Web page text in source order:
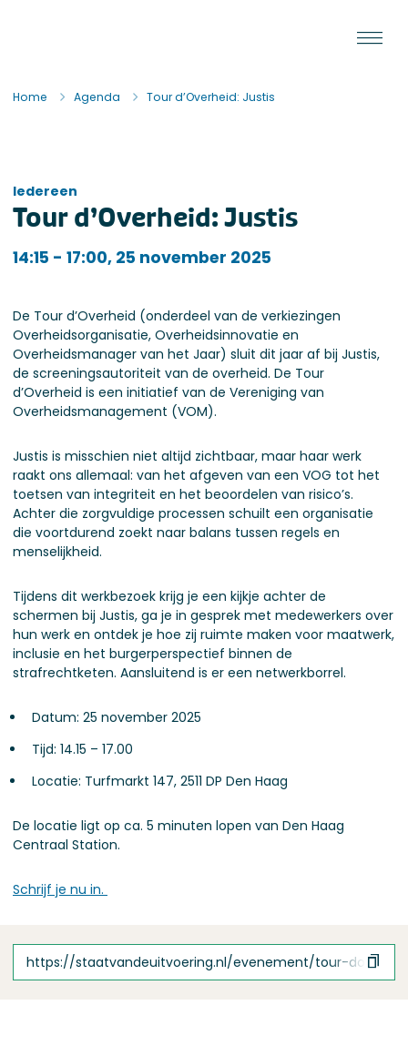
Home Agenda Tour d’Overheid: Justis
Iedereen
Tour d’Overheid: Justis
Iedereen
14:15 - 17:00, 25 november 2025
De Tour d’Overheid (onderdeel van de verkiezingen
Overheidsorganisatie, Overheidsinnovatie en
Overheidsmanager van het Jaar) sluit dit jaar af bij Justis,
de screeningsautoriteit van de overheid. De Tour
d’Overheid is een initiatief van de Vereniging van
Overheidsmanagement (VOM).
Justis is misschien niet altijd zichtbaar, maar haar werk
raakt ons allemaal: van het afgeven van een VOG tot het
toetsen van integriteit en het beoordelen van risico’s.
Achter die zorgvuldige processen schuilt een organisatie
die voortdurend zoekt naar balans tussen regels en
menselijkheid.
Tijdens dit werkbezoek krijg je een kijkje achter de
schermen bij Justis, ga je in gesprek met medewerkers over
hun werk en ontdek je hoe zij ruimte maken voor maatwerk,
inclusie en het burgerperspectief binnen de
strafrechtketen. Aansluitend is er een netwerkborrel.
Datum: 25 november 2025
Tijd: 14.15 – 17.00
Locatie: Turfmarkt 147, 2511 DP Den Haag
De locatie ligt op ca. 5 minuten lopen van Den Haag
Centraal Station.
Schrijf je nu in.
https://staatvandeuitvoering.nl/evenement/tour-